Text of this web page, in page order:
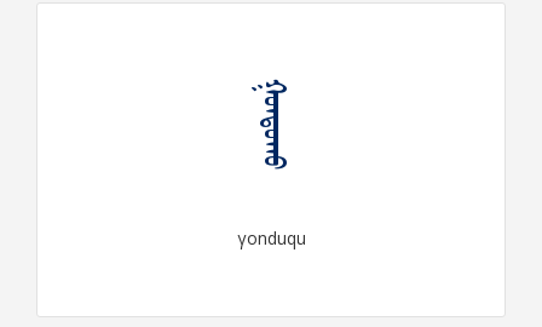
ᠭᠣᠨᠳᠤᠬᠤ
γonduqu